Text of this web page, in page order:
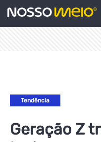
Tendência
Geração Z